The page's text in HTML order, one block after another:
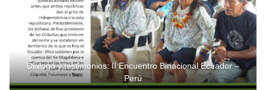
Diálogo y testimonios: II Encuentro Binacional Ecuador –
Perú